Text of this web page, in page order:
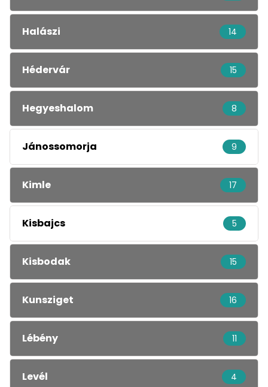
Halászi 14
Hédervár 15
Hegyeshalom 8
Jánossomorja 9
Kimle 17
Kisbajcs 5
Kisbodak 15
Kunsziget 16
Lébény 11
Levél 4